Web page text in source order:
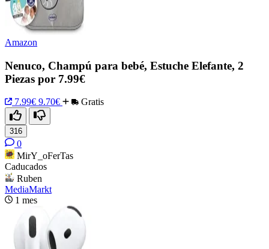
Amazon
Nenuco, Champú para bebé, Estuche Elefante, 2
Piezas por 7.99€
7.99€ 9.70€ Gratis
316
0
MirY_oFerTas
Caducados
Ruben
MediaMarkt
1 mes